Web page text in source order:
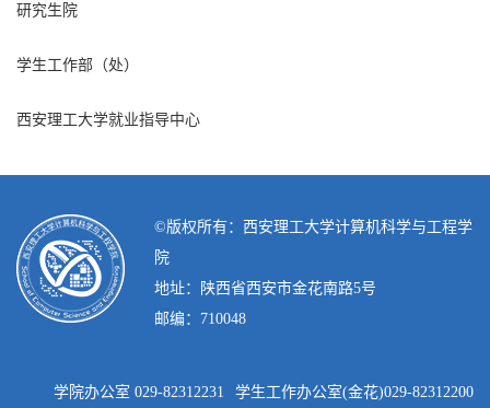
研究生院
学生工作部（处）
西安理工大学就业指导中心
©️版权所有：西安理工大学计算机科学与工程学
院
地址：陕西省西安市金花南路5号
邮编：710048
学院办公室 029-82312231 学生工作办公室(金花)029-82312200